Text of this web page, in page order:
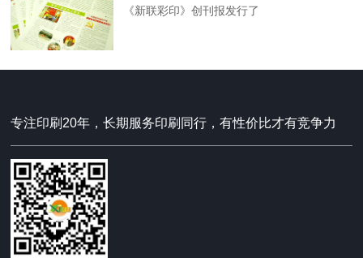
《新联彩印》创刊报发行了
专注印刷20年，长期服务印刷同行，有性价比才有竞争力